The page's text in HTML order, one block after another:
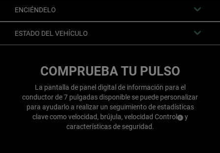
ENCIÉNDELO
ESTADO DEL VEHÍCULO
COMPRUEBA TU PULSO
La pantalla de panel digital de información para el
conductor de 7 pulgadas disponible se puede personalizar
para ayudarlo a realizar un seguimiento de estadísticas
clave como velocidad, brújula, velocidad Control ( Disclosure
9 y
características de seguridad.